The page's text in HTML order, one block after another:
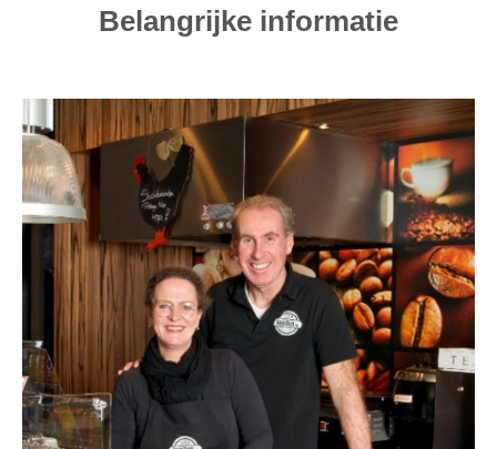
Belangrijke informatie